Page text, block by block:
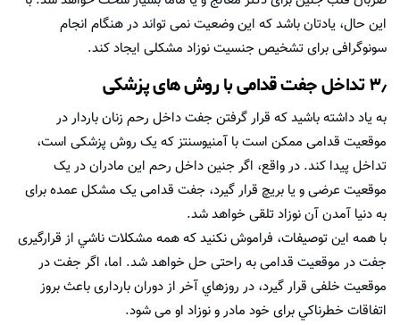
این حال، يادتان باشد كه این وضعیت نمی تواند در هنگام انجام
سونوگرافی برای تشخیص جنسيت نوزاد مشکلی ایجاد کند.
۳٫ تداخل جفت قدامی با روش های پزشکی
به ياد داشته باشيد كه قرار گرفتن جفت داخل رحم زنان باردار در
موقعیت قدامی ممکن است با آمنیوسنتز که یک روش پزشکی است،
تداخل پیدا کند. در واقع، اگر جنین داخل رحم اين مادران در یک
موقعیت عرضی و یا بریچ قرار گیرد، جفت قدامی یک مشکل عمده برای
به دنیا آمدن آن نوزاد تلقی خواهد شد.
با همه اين توصيفات، فراموش نکنید که همه مشکلات ناشي از قرارگیری
جفت در موقعیت قدامی به راحتی حل خواهد شد. اما، اگر جفت در
موقعیت خلفی قرار گیرد، در روزهاي آخر از دوران بارداری باعث بروز
اتفاقات خطرناکي برای خود مادر و نوزاد او می شود.